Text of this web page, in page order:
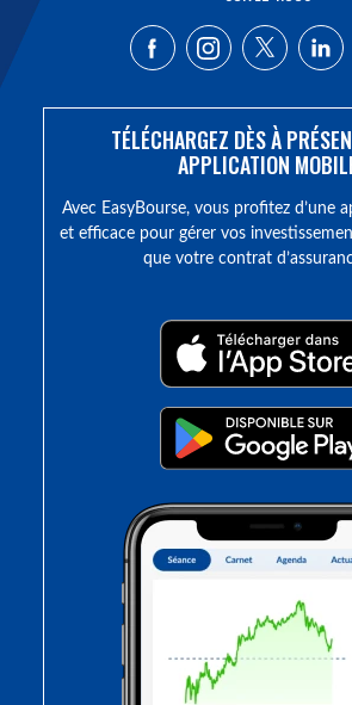
TÉLÉCHARGEZ DÈS À
APPLICATION
Avec EasyBourse, vous profitez d’une
et efficace pour gérer vos
que votre contrat